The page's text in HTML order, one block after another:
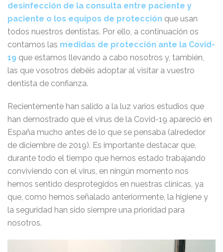
desinfección de la consulta entre paciente y
paciente o los equipos de protección que usan
todos nuestros dentistas. Por ello, a continuación os
contamos las medidas de protección ante la Covid-
19 que estamos llevando a cabo nosotros y, también,
las que vosotros debéis adoptar al visitar a vuestro
dentista de confianza.
Recientemente han salido a la luz varios estudios que
han demostrado que el virus de la Covid-19 apareció en
España mucho antes de lo que se pensaba (alrededor
de diciembre de 2019). Es importante destacar que,
durante todo el tiempo que hemos estado trabajando
conviviendo con el virus, en ningún momento nos
hemos sentido desprotegidos en nuestras clínicas, ya
que, como hemos señalado anteriormente, la higiene y
la seguridad han sido siempre una prioridad para
nosotros.